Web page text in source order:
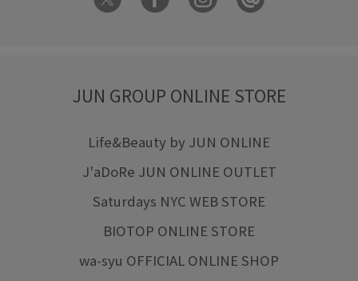
JUN GROUP ONLINE STORE
Life&Beauty by JUN ONLINE
J'aDoRe JUN ONLINE OUTLET
Saturdays NYC WEB STORE
BIOTOP ONLINE STORE
wa-syu OFFICIAL ONLINE SHOP